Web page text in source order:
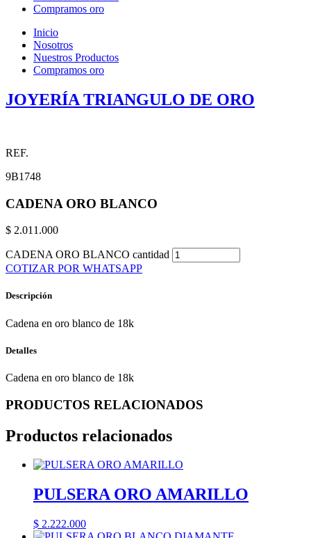
Compramos oro
Inicio
Nosotros
Nuestros Productos
Compramos oro
JOYERÍA TRIANGULO DE ORO
REF.
9B1748
CADENA ORO BLANCO
$ 2.011.000
CADENA ORO BLANCO cantidad
COTIZAR POR WHATSAPP
Descripción
Cadena en oro blanco de 18k
Detalles
Cadena en oro blanco de 18k
PRODUCTOS RELACIONADOS
Productos relacionados
PULSERA ORO AMARILLO
$ 2.222.000